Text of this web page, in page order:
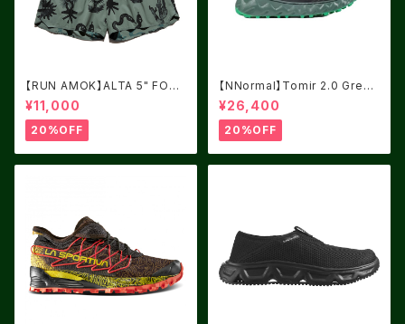
【RUN AMOK】ALTA 5" FORE
ST
¥11,000
20%OFF
【NNormal】Tomir 2.0 Green
USM8.0/UK7.5
¥26,400
20%OFF